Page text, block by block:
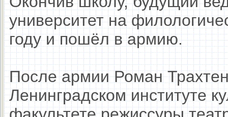
университет на
году и пошёл в армию.
После армии Роман
Ленинградском институте